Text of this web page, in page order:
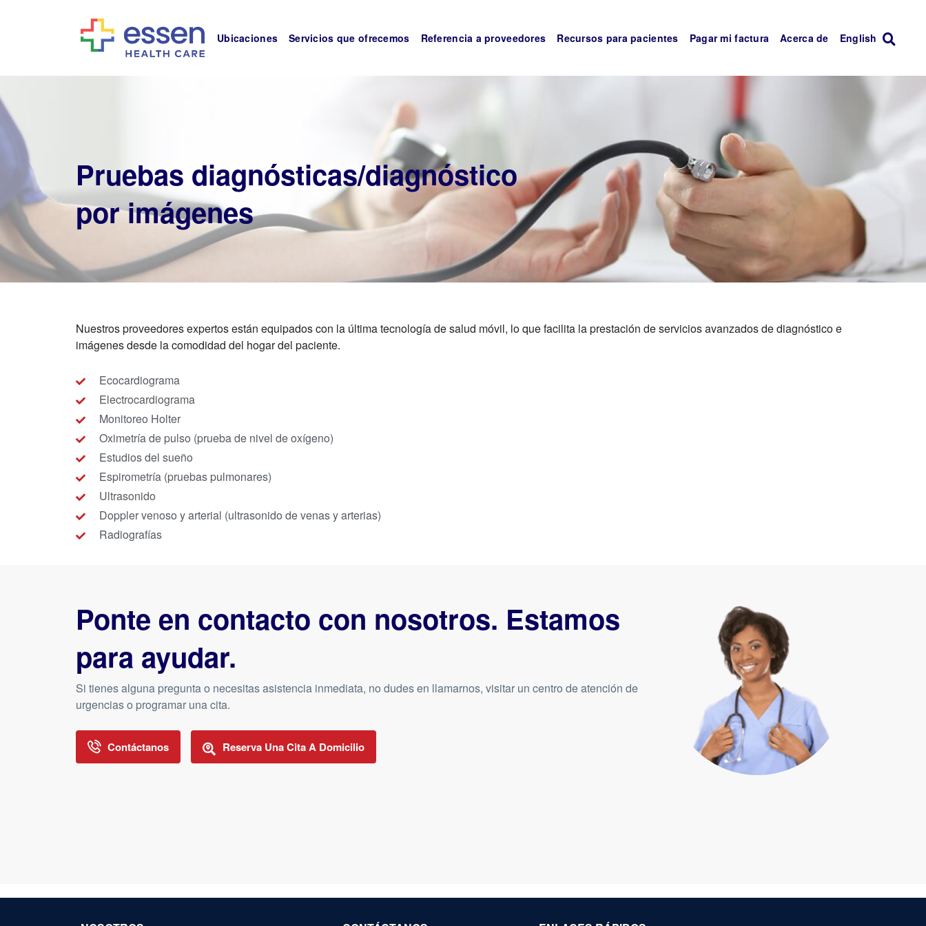
Ubicaciones Servicios que ofrecemos Referencia a proveedores Recursos para pacientes Pagar mi factura Acerca de English
Pruebas diagnósticas/diagnóstico
por imágenes
Nuestros proveedores expertos están equipados con la última tecnología de salud móvil, lo que facilita la prestación de servicios avanzados de diagnóstico e
imágenes desde la comodidad del hogar del paciente.
Ecocardiograma
Electrocardiograma
Monitoreo Holter
Oximetría de pulso (prueba de nivel de oxígeno)
Estudios del sueño
Espirometría (pruebas pulmonares)
Ultrasonido
Doppler venoso y arterial (ultrasonido de venas y arterias)
Radiografías
Ponte en contacto con nosotros. Estamos
para ayudar.
Si tienes alguna pregunta o necesitas asistencia inmediata, no dudes en llamarnos, visitar un centro de atención de
urgencias o programar una cita.
Contáctanos Reserva Una Cita A Domicilio